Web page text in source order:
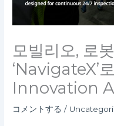
모빌리오, 로
‘NavigateX’
Innovation
コメントする /